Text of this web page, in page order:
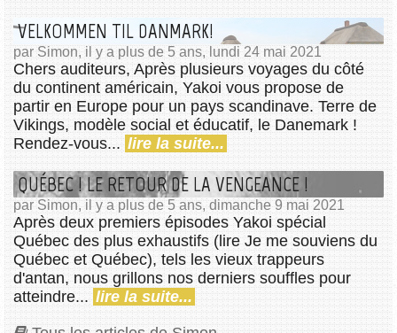
VELKOMMEN TIL DANMARK!
par Simon, il y a plus de 5 ans, lundi 24 mai 2021
Chers auditeurs, Après plusieurs voyages du côté
du continent américain, Yakoi vous propose de
partir en Europe pour un pays scandinave. Terre de
Vikings, modèle social et éducatif, le Danemark !
Rendez-vous... lire la suite...
QUÉBEC ! LE RETOUR DE LA VENGEANCE !
par Simon, il y a plus de 5 ans, dimanche 9 mai 2021
Après deux premiers épisodes Yakoi spécial
Québec des plus exhaustifs (lire Je me souviens du
Québec et Québec), tels les vieux trappeurs
d'antan, nous grillons nos derniers souffles pour
atteindre... lire la suite...